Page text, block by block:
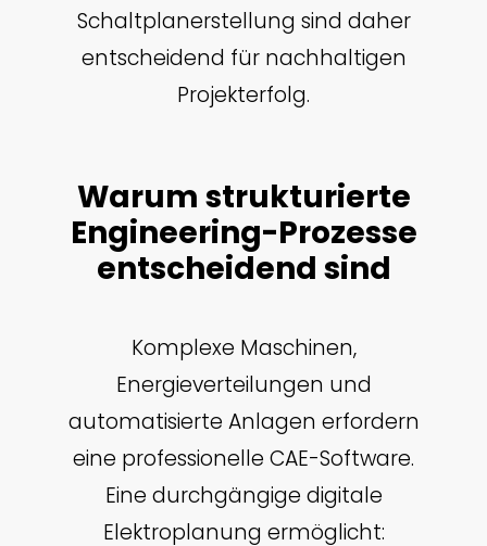
Schaltplanerstellung sind daher
entscheidend für nachhaltigen
Projekterfolg.
Warum strukturierte
Engineering-Prozesse
entscheidend sind
Komplexe Maschinen,
Energieverteilungen und
automatisierte Anlagen erfordern
eine professionelle CAE-Software.
Eine durchgängige digitale
Elektroplanung ermöglicht: